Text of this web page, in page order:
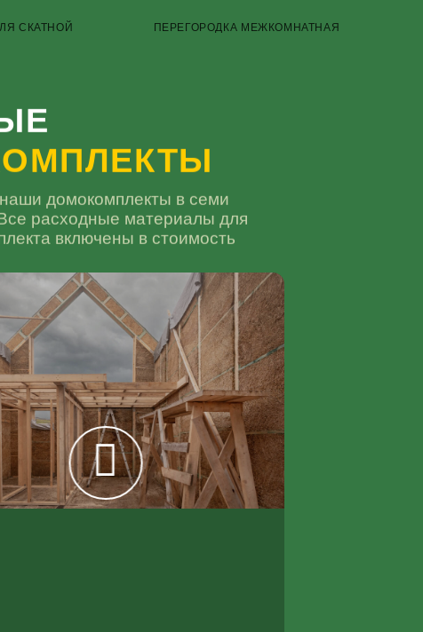
СКАТНОЙ
ПЕРЕГОРОДКА МЕЖКОМНАТНАЯ
домокомплекты в семи
расходные материалы для
включены в стоимость